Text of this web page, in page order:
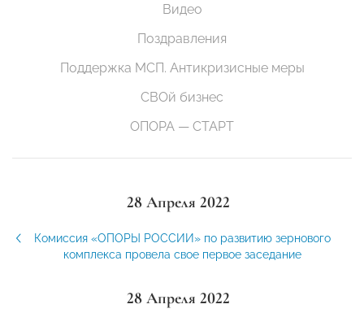
Видео
Поздравления
Поддержка МСП. Антикризисные меры
СВОй бизнес
ОПОРА — СТАРТ
28 Апреля 2022
Комиссия «ОПОРЫ РОССИИ» по развитию зернового
комплекса провела свое первое заседание
28 Апреля 2022